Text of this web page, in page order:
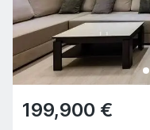
199,900 €